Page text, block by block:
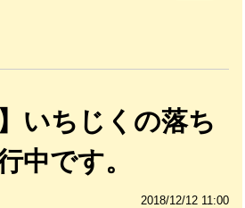
いちじくの落ち
中です。
2018/12/12 11:00